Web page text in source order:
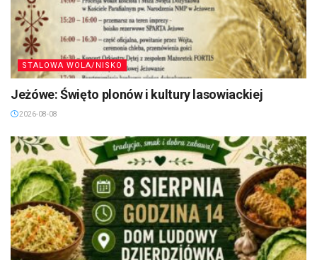
STALOWA WOLA/NISKO
Jeżówe: Święto plonów i kultury lasowiackiej
2026-08-08